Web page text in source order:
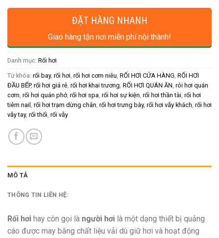
ĐẶT HÀNG NHANH
Giao hàng tận nơi miễn phí nội thành!
Danh mục: Rối hơi
Từ khóa: rối bay, rối hơi, rối hơi cơm niêu, RỐI HƠI CỬA HÀNG, RỐI HƠI
ĐẦU BẾP, rối hơi giá rẻ, rối hơi khai trương, RỐI HƠI QUÁN ĂN, rói hơi quán
cơm, rối hơi quán phở, rối hơi spa, rối hơi sự kiện, rối hơi thần tài, rối hơi
tiêm nail , rối hơi trạm dừng chân, rối hơi trưng bày, rối hơi vẫy khách, rối hơi
vẫy tay, rối thổi, rối vẫy
MÔ TẢ
THÔNG TIN LIÊN HỆ:
Rối hơi hay còn gọi là người hơi là một dạng thiết bị quảng
cáo được may bằng chất liệu vải dù giữ hơi và hoạt động